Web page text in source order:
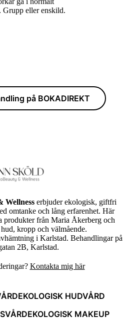
Grupp eller enskild.
på BOKADIREKT
Wellness erbjuder ekologisk, giftfri
omtanke och lång erfarenhet. Här
produkter från Maria Åkerberg och
kropp och välmående.
i Karlstad. Behandlingar på
2B, Karlstad.
Kontakta mig här
EKOLOGISK HUDVÅRD
EKOLOGISK MAKEUP